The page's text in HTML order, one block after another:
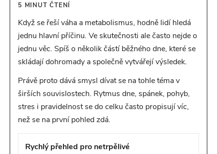
5 MINUT ČTENÍ
Když se řeší váha a metabolismus, hodně lidí hledá
jednu hlavní příčinu. Ve skutečnosti ale často nejde o
jednu věc. Spíš o několik částí běžného dne, které se
skládají dohromady a společně vytvářejí výsledek.
Právě proto dává smysl dívat se na tohle téma v
širších souvislostech. Rytmus dne, spánek, pohyb,
stres i pravidelnost se do celku často propisují víc,
než se na první pohled zdá.
Rychlý přehled pro netrpělivé